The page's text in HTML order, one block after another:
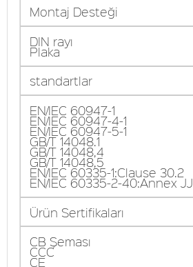
Montaj Desteği
DIN rayı
Plaka
standartlar
EN/IEC 60947-1
EN/IEC 60947-4-1
EN/IEC 60947-5-1
GB/T 14048.1
GB/T 14048,4
GB/T 14048,5
EN/IEC 60335-1:Clause 30.2
EN/IEC 60335-2-40:Annex JJ
Ürün Sertifikaları
CB Şeması
CCC
CE